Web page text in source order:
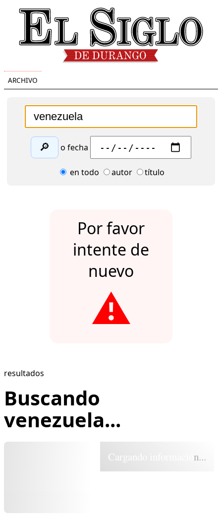
ARCHIVO
🔎 o fecha
en todo autor título
Por favor
intente de
nuevo
⚠️
resultados
Buscando
venezuela...
Cargando información...